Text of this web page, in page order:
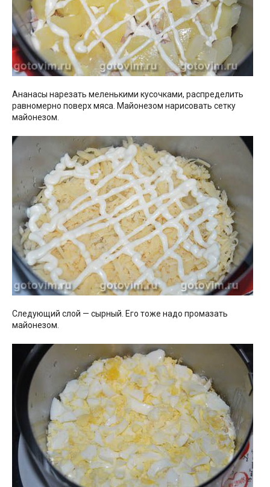
Ананасы нарезать меленькими кусочками, распределить
равномерно поверх мяса. Майонезом нарисовать сетку
майонезом.
Следующий слой — сырный. Его тоже надо промазать
майонезом.